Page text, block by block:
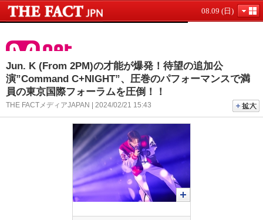
08.09 (日)
Jun. K (From 2PM)の才能が爆発！待望の追加公
演”Command C+NIGHT”、圧巻のパフォーマンスで満
員の東京国際フォーラムを圧倒！！
THE FACTメディアJAPAN | 2024/02/21 15:43